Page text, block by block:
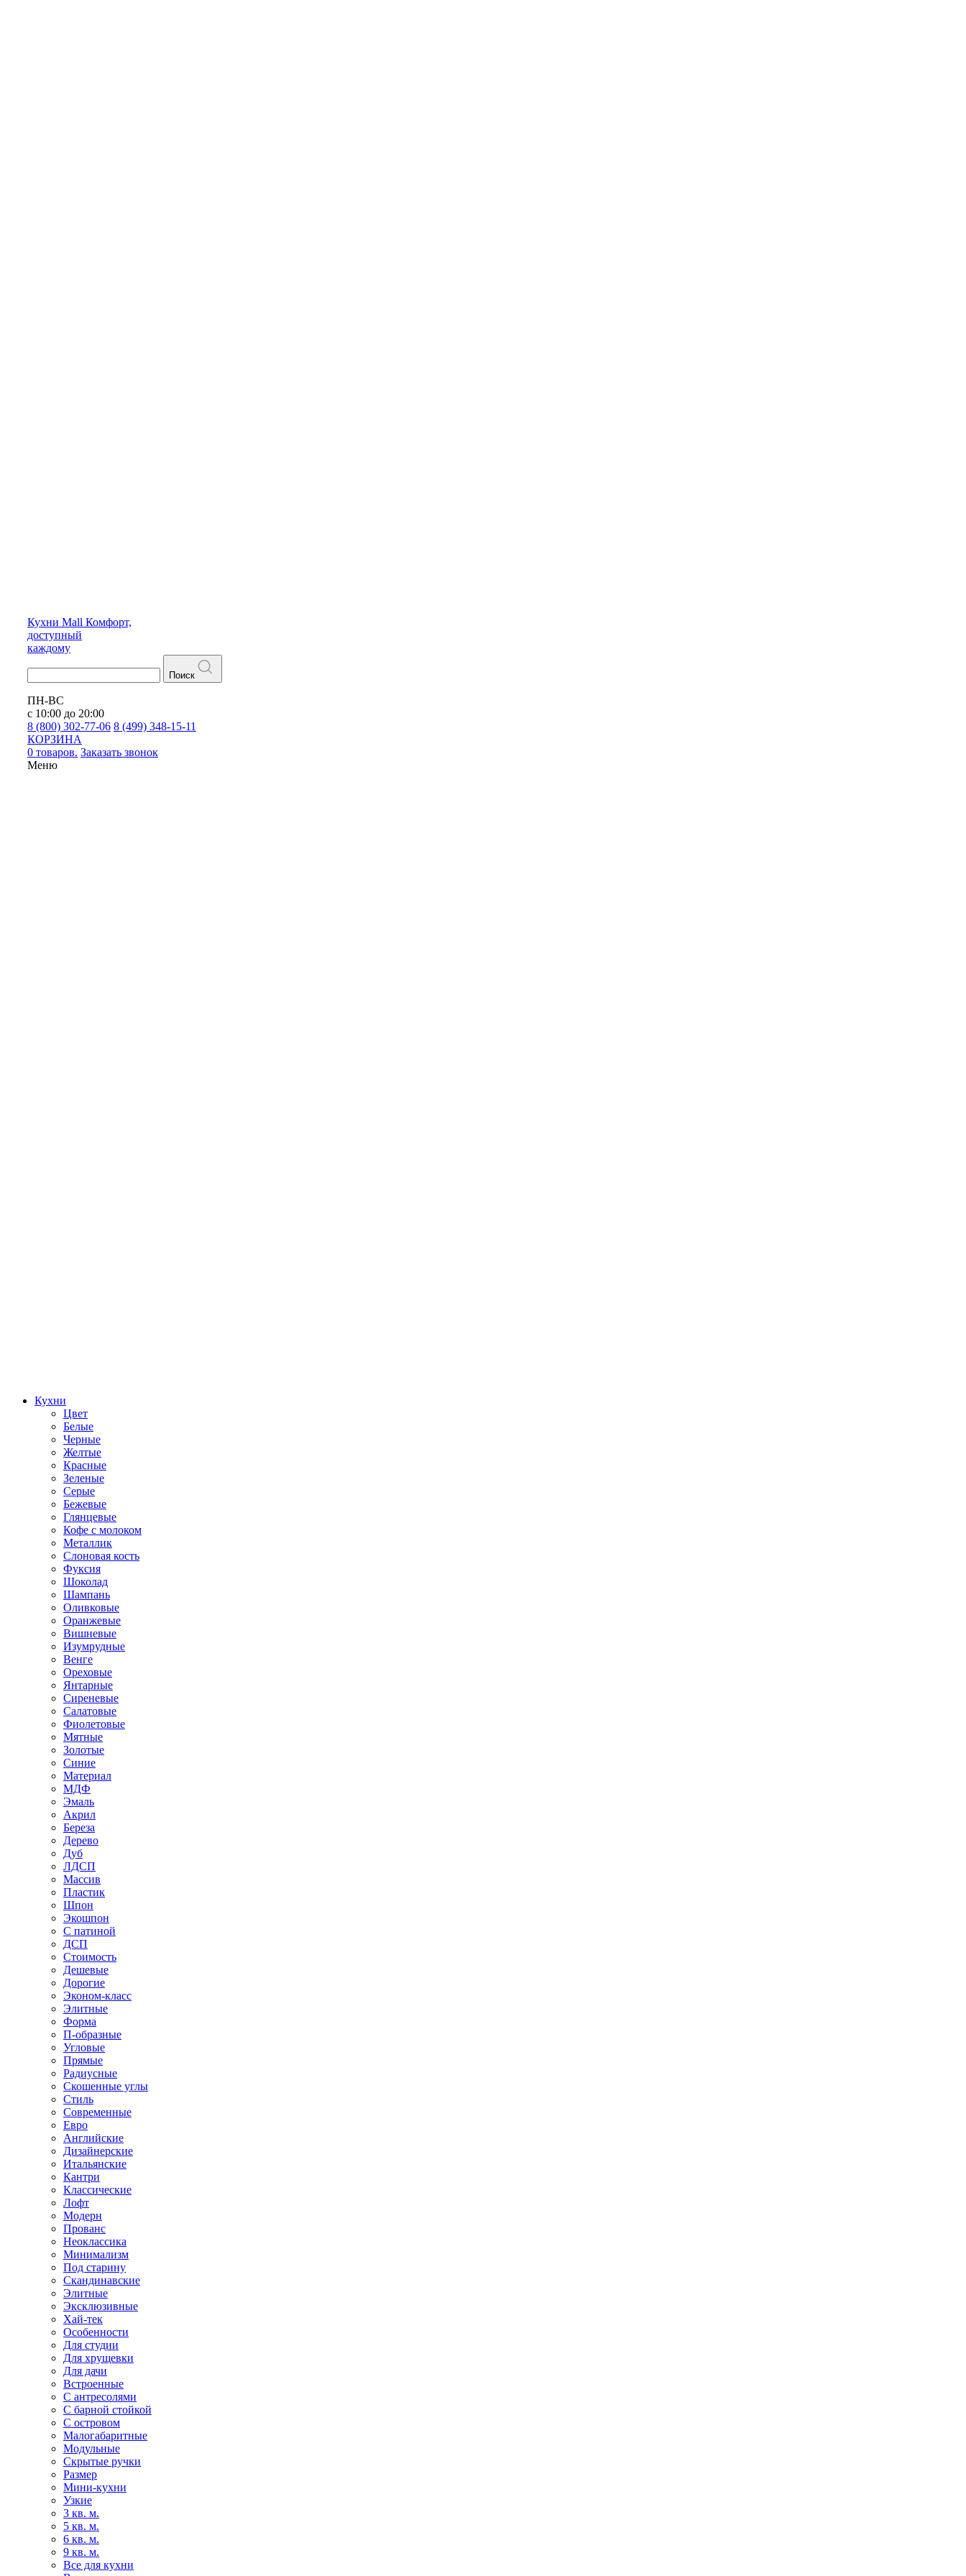
Кухни Mall Комфорт,
доступный
каждому
Поиск
ПН-ВС
с 10:00 до 20:00
8 (800) 302-77-06 8 (499) 348-15-11
КОРЗИНА
0 товаров. Заказать звонок
Меню
Кухни
Цвет
Белые
Черные
Желтые
Красные
Зеленые
Серые
Бежевые
Глянцевые
Кофе с молоком
Металлик
Слоновая кость
Фуксия
Шоколад
Шампань
Оливковые
Оранжевые
Вишневые
Изумрудные
Венге
Ореховые
Янтарные
Сиреневые
Салатовые
Фиолетовые
Мятные
Золотые
Синие
Материал
МДФ
Эмаль
Акрил
Береза
Дерево
Дуб
ЛДСП
Массив
Пластик
Шпон
Экошпон
С патиной
ДСП
Стоимость
Дешевые
Дорогие
Эконом-класс
Элитные
Форма
П-образные
Угловые
Прямые
Радиусные
Скошенные углы
Стиль
Современные
Евро
Английские
Дизайнерские
Итальянские
Кантри
Классические
Лофт
Модерн
Прованс
Неоклассика
Минимализм
Под старину
Скандинавские
Элитные
Эксклюзивные
Хай-тек
Особенности
Для студии
Для хрущевки
Для дачи
Встроенные
С антресолями
С барной стойкой
С островом
Малогабаритные
Модульные
Скрытые ручки
Размер
Мини-кухни
Узкие
3 кв. м.
5 кв. м.
6 кв. м.
9 кв. м.
Все для кухни